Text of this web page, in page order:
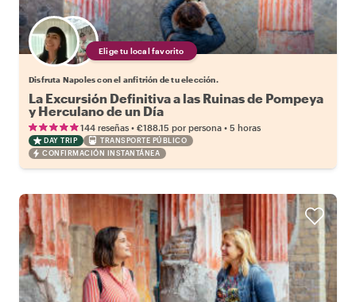
Elige tu local favorito
Disfruta Napoles con el anfitrión de tu elección.
La Excursión Definitiva a las Ruinas de Pompeya
y Herculano de un Día
144 reseñas • €188.15 por persona • 5 horas
DAY TRIP
TRANSPORTE PÚBLICO
CONFIRMACIÓN INSTANTÁNEA